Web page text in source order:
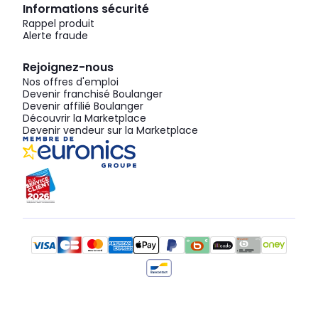
Informations sécurité
Rappel produit
Alerte fraude
Rejoignez-nous
Nos offres d'emploi
Devenir franchisé Boulanger
Devenir affilié Boulanger
Découvrir la Marketplace
Devenir vendeur sur la Marketplace